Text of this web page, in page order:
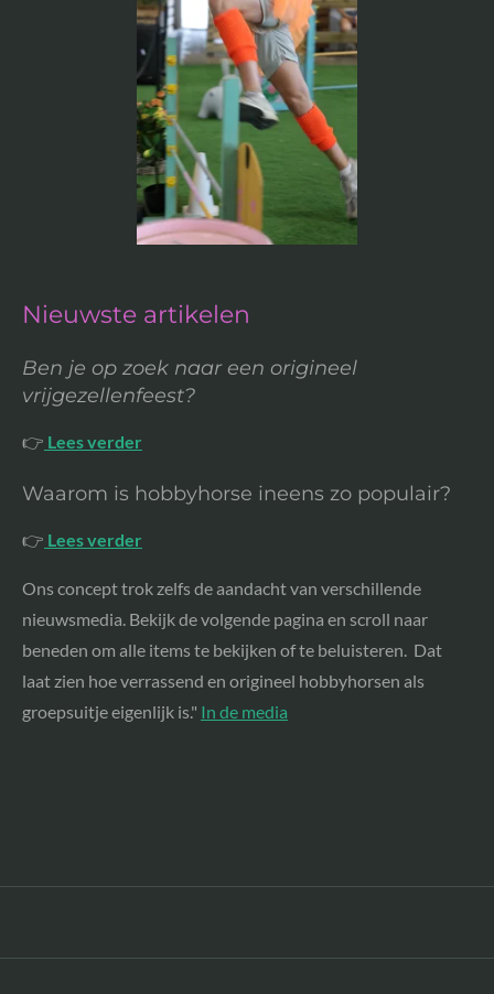
Nieuwste artikelen
Ben je op zoek naar een origineel
vrijgezellenfeest?
👉 Lees verder
Waarom is hobbyhorse ineens zo populair?
👉 Lees verder
Ons concept trok zelfs de aandacht van verschillende
nieuwsmedia. Bekijk de volgende pagina en scroll naar
beneden om alle items te bekijken of te beluisteren. Dat
laat zien hoe verrassend en origineel hobbyhorsen als
groepsuitje eigenlijk is." In de media